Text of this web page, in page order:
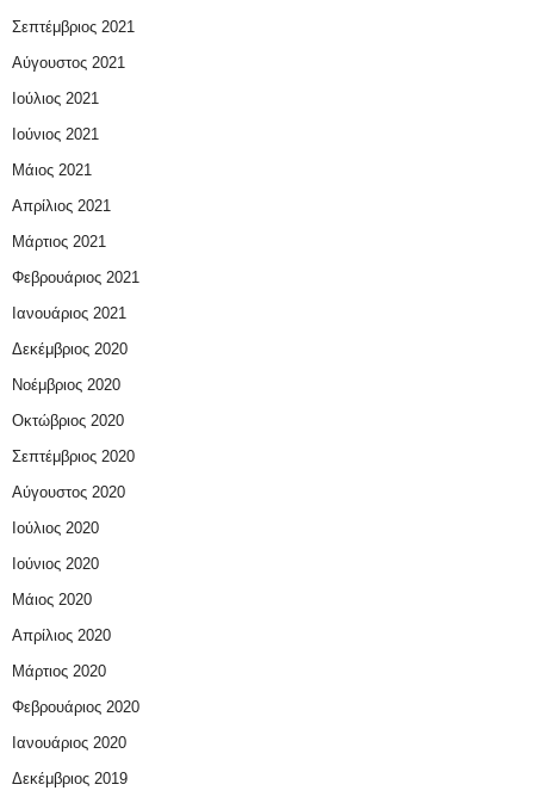
Σεπτέμβριος 2021
Αύγουστος 2021
Ιούλιος 2021
Ιούνιος 2021
Μάιος 2021
Απρίλιος 2021
Μάρτιος 2021
Φεβρουάριος 2021
Ιανουάριος 2021
Δεκέμβριος 2020
Νοέμβριος 2020
Οκτώβριος 2020
Σεπτέμβριος 2020
Αύγουστος 2020
Ιούλιος 2020
Ιούνιος 2020
Μάιος 2020
Απρίλιος 2020
Μάρτιος 2020
Φεβρουάριος 2020
Ιανουάριος 2020
Δεκέμβριος 2019